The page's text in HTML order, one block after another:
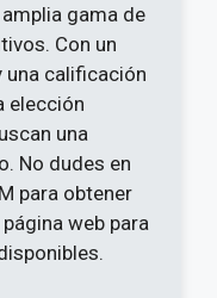
gama de
Con un
una calificación
elección
una
No dudes en
para obtener
web para